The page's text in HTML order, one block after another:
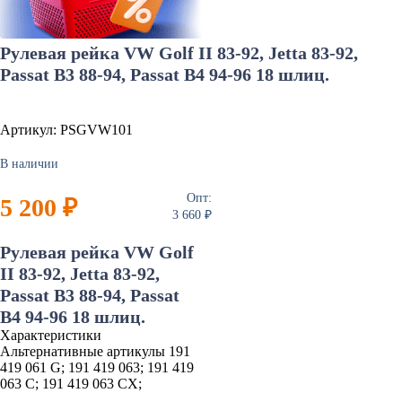
Рулевая рейка VW Golf II 83-92, Jetta 83-92,
Passat B3 88-94, Passat B4 94-96 18 шлиц.
Артикул: PSGVW101
В наличии
5 200 ₽
Опт:
3 660 ₽
Рулевая рейка VW Golf
II 83-92, Jetta 83-92,
Passat B3 88-94, Passat
B4 94-96 18 шлиц.
Характеристики
Альтернативные артикулы 191
419 061 G; 191 419 063; 191 419
063 C; 191 419 063 CX;